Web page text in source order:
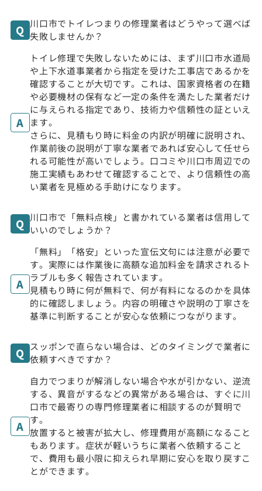
川口市でトイレつまりの修理業者はどうやって選べば
失敗しませんか？
トイレ修理で失敗しないためには、まず川口市水道局
や上下水道事業者から指定を受けた工事店であるかを
確認することが大切です。これは、国家資格者の在籍
や必要機材の保有など一定の条件を満たした業者だけ
に与えられる指定であり、技術力や信頼性の証といえ
ます。
さらに、見積もり時に料金の内訳が明確に説明され、
作業前後の説明が丁寧な業者であれば安心して任せら
れる可能性が高いでしょう。口コミや川口市周辺での
施工実績もあわせて確認することで、より信頼性の高
い業者を見極める手助けになります。
川口市で「無料点検」と書かれている業者は信用して
いいのでしょうか？
「無料」「格安」といった宣伝文句には注意が必要で
す。実際には作業後に高額な追加料金を請求されるト
ラブルも多く報告されています。
見積もり時に何が無料で、何が有料になるのかを具体
的に確認しましょう。内容の明確さや説明の丁寧さを
基準に判断することが安心な依頼につながります。
スッポンで直らない場合は、どのタイミングで業者に
依頼すべきですか？
自力でつまりが解消しない場合や水が引かない、逆流
する、異音がするなどの異常がある場合は、すぐに川
口市で最寄りの専門修理業者に相談するのが賢明で
す。
放置すると被害が拡大し、修理費用が高額になること
もあります。症状が軽いうちに業者へ依頼すること
で、費用も最小限に抑えられ早期に安心を取り戻すこ
とができます。